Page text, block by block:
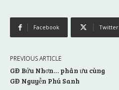
Facebook Twitter
PREVIOUS ARTICLE
GĐ Bửu Nhơn… phân ưu cùng
GĐ Nguyễn Phú Sanh